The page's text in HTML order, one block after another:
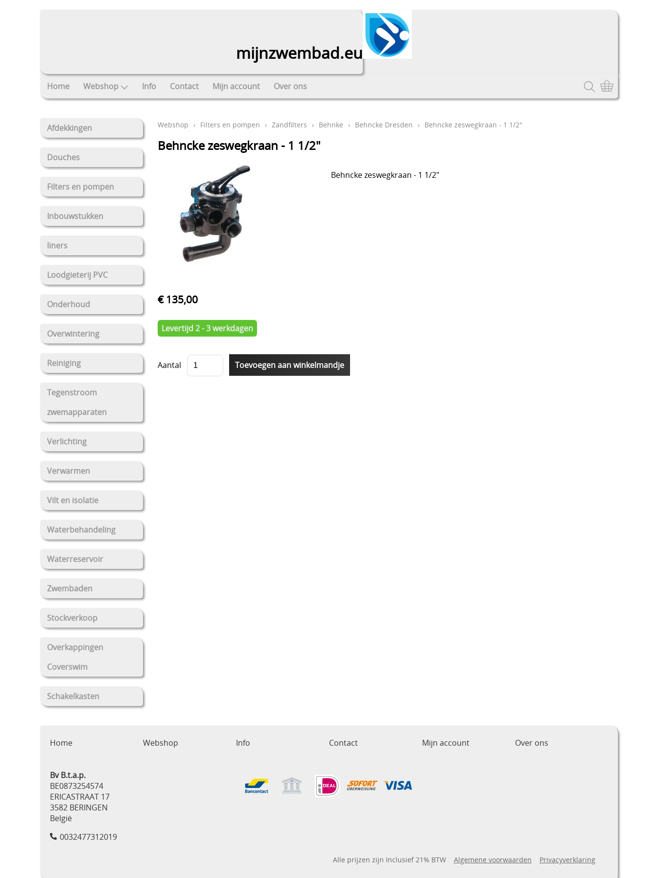
mijnzwembad.eu
Home Webshop Info Contact Mijn account Over ons
Afdekkingen
Douches
Filters en pompen
Inbouwstukken
liners
Loodgieterij PVC
Onderhoud
Overwintering
Reiniging
Tegenstroom
zwemapparaten
Verlichting
Verwarmen
Vilt en isolatie
Waterbehandeling
Waterreservoir
Zwembaden
Stockverkoop
Overkappingen
Coverswim
Schakelkasten
Webshop › Filters en pompen › Zandfilters › Behnke › Behncke Dresden › Behncke zeswegkraan - 1 1/2"
Behncke zeswegkraan - 1 1/2"
Behncke zeswegkraan - 1 1/2"
€ 135,00
Levertijd 2 - 3 werkdagen
Aantal
Home Webshop Info Contact Mijn account Over ons
Bv B.t.a.p.
BE0873254574
ERICASTRAAT 17
3582 BERINGEN
België
0032477312019
Alle prijzen zijn Inclusief 21% BTW Algemene voorwaarden Privacyverklaring